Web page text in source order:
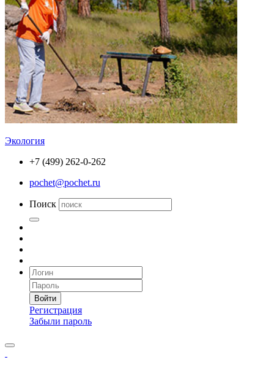
Экология
+7 (499) 262-0-262
pochet@pochet.ru
Поиск
Войти
Регистрация
Забыли пароль